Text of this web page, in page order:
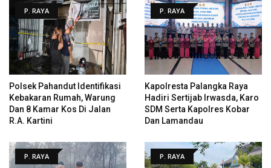
P. RAYA
Polsek Pahandut Identifikasi
Kebakaran Rumah, Warung
Dan 8 Kamar Kos Di Jalan
R.A. Kartini
P. RAYA
Kapolresta Palangka Raya
Hadiri Sertijab Irwasda, Karo
SDM Serta Kapolres Kobar
Dan Lamandau
P. RAYA P. RAYA